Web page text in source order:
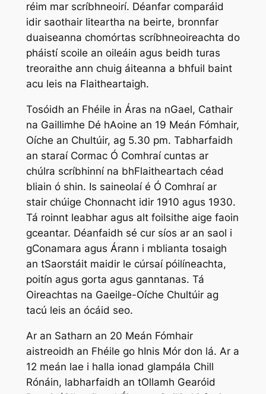
réim mar scríbhneoirí. Déanfar comparáid
idir saothair liteartha na beirte, bronnfar
duaiseanna chomórtas scríbhneoireachta do
pháistí scoile an oileáin agus beidh turas
treoraithe ann chuig áiteanna a bhfuil baint
acu leis na Flaitheartaigh.
Tosóidh an Fhéile in Áras na nGael, Cathair
na Gaillimhe Dé hAoine an 19 Meán Fómhair,
Oíche an Chultúir, ag 5.30 pm. Tabharfaidh
an staraí Cormac Ó Comhraí cuntas ar
chúlra scríbhinní na bhFlaitheartach céad
bliain ó shin. Is saineolaí é Ó Comhraí ar
stair chúige Chonnacht idir 1910 agus 1930.
Tá roinnt leabhar agus alt foilsithe aige faoin
gceantar. Déanfaidh sé cur síos ar an saol i
gConamara agus Árann i mblianta tosaigh
an tSaorstáit maidir le cúrsaí póilíneachta,
poitín agus gorta agus ganntanas. Tá
Oireachtas na Gaeilge-Oíche Chultúir ag
tacú leis an ócáid seo.
Ar an Satharn an 20 Meán Fómhair
aistreoidh an Fhéile go hInis Mór don lá. Ar a
12 meán lae i halla ionad glampála Chill
Rónáin, labharfaidh an tOllamh Gearóid